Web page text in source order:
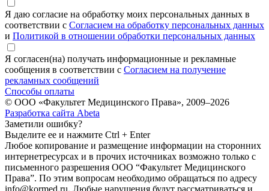
Я даю согласие на обработку моих персональных данных в
соответствии с Согласием на обработку персональных данных
и Политикой в отношении обработки персональных данных
Я согласен(на) получать информационные и рекламные
сообщения в соответствии с Согласием на получение
рекламных сообщений
Способы оплаты
© ООО «Факультет Медицинского Права», 2009–2026
Разработка сайта Abeta
Заметили ошибку?
Выделите ее и нажмите Ctrl + Enter
Любое копирование и размещение информации на сторонних
интернет­ресурсах и в прочих источниках возможно только с
письменного разрешения ООО “Факультет Медицинского
Права”. По этим вопросам необходимо обращаться по адресу
info@kormed.ru. Любые нарушения будут рассматриваться и